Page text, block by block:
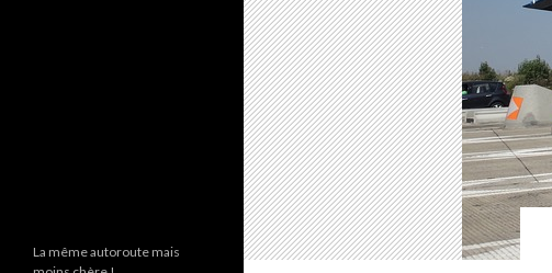
La même autoroute mais